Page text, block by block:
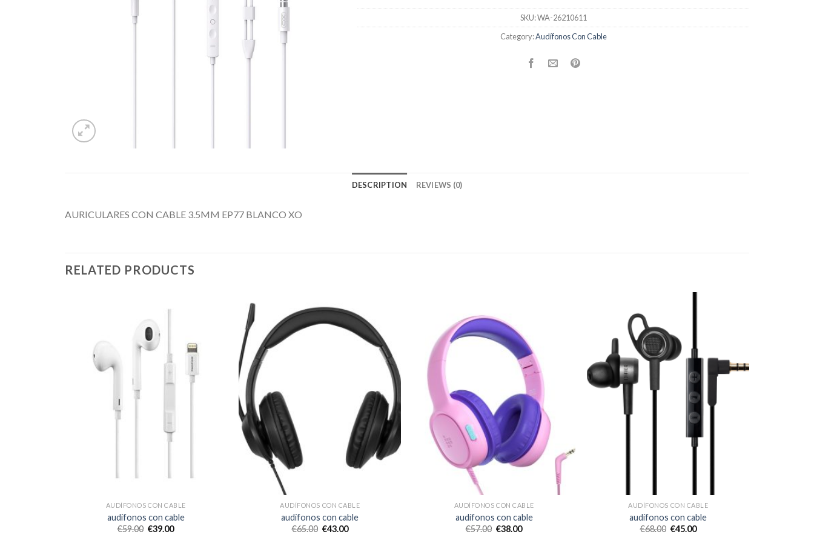
SKU:WA-26210611
Category:Audífonos Con Cable
DESCRIPTION REVIEWS (0)
AURICULARES CON CABLE 3.5MM EP77 BLANCO XO
RELATED PRODUCTS
AUDÍFONOS CON CABLE
audífonos con cable
€59.00 €39.00
AUDÍFONOS CON CABLE
audífonos con cable
€65.00 €43.00
AUDÍFONOS CON CABLE
audífonos con cable
€57.00 €38.00
AUDÍFONOS CON CABLE
audífonos con cable
€68.00 €45.00